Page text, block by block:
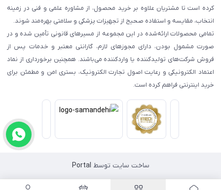
کرده است تا مشتریان علاوه بر خرید محصول، از مشاوره علمی و فنی در زمینه
انتخاب، مقایسه و استفاده صحیح از تجهیزات پزشکی و سلامتی بهره‌مند شوند.
تمامی محصولات ارائه‌شده در این مجموعه از مسیرهای قانونی تأمین شده و در
صورت مشمول بودن، دارای مجوزهای لازم، گارانتی معتبر و خدمات پس از
فروش شرکت‌های تولیدکننده یا واردکننده می‌باشند. همچنین برخورداری از نماد
اعتماد الکترونیکی و رعایت اصول تجارت الکترونیک، بستری امن و مطمئن برای
خرید اینترنتی فراهم کرده است.
ساخت سایت توسط Portal